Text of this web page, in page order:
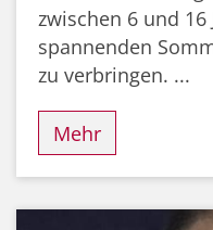
zwischen 6 und
spannenden
zu verbringen. ...
Mehr